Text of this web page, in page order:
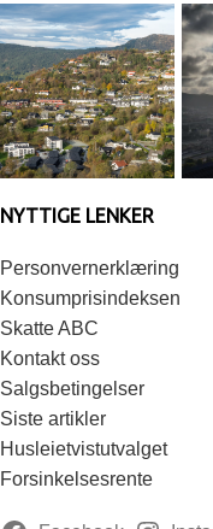
NYTTIGE LENKER
Personvernerklæring
Konsumprisindeksen
Skatte ABC
Kontakt oss
Salgsbetingelser
Siste artikler
Husleietvistutvalget
Forsinkelsesrente